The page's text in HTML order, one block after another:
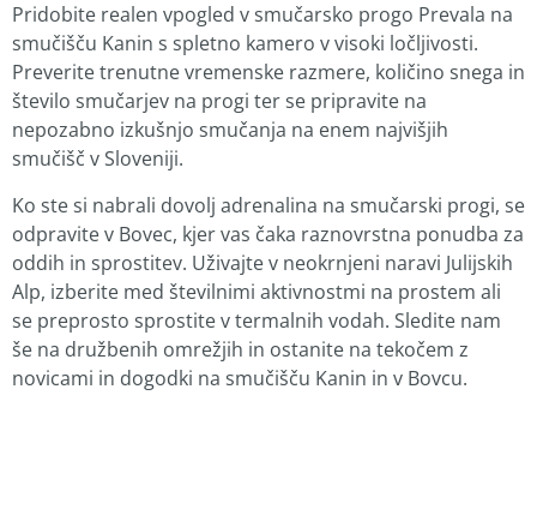
Pridobite realen vpogled v smučarsko progo Prevala na
smučišču Kanin s spletno kamero v visoki ločljivosti.
Preverite trenutne vremenske razmere, količino snega in
število smučarjev na progi ter se pripravite na
nepozabno izkušnjo smučanja na enem najvišjih
smučišč v Sloveniji.
Ko ste si nabrali dovolj adrenalina na smučarski progi, se
odpravite v Bovec, kjer vas čaka raznovrstna ponudba za
oddih in sprostitev. Uživajte v neokrnjeni naravi Julijskih
Alp, izberite med številnimi aktivnostmi na prostem ali
se preprosto sprostite v termalnih vodah. Sledite nam
še na družbenih omrežjih in ostanite na tekočem z
novicami in dogodki na smučišču Kanin in v Bovcu.